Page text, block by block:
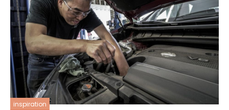
inspiration